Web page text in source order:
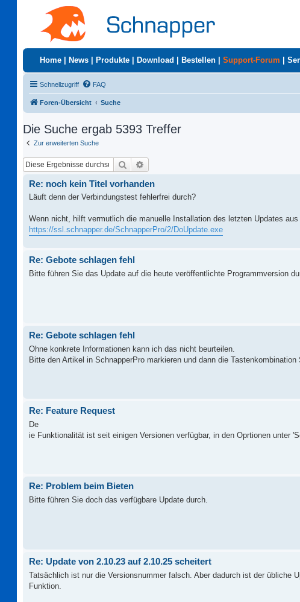
Home News Produkte Download Bestellen Support-Forum
Schnellzugriff FAQ
Foren-Übersicht Suche
Die Suche ergab 5393 Treffer
Zur erweiterten Suche
Suche
Re: noch kein Titel vorhanden
Läuft denn der Verbindungstest fehlerfrei durch?
Wenn nicht, hilft vermutlich die manuelle Installation des letzten Updates
https://ssl.schnapper.de/SchnapperPro/2/DoUpdate.exe
Re: Gebote schlagen fehl
Bitte führen Sie das Update auf die heute veröffentlichte Programmversion
Re: Gebote schlagen fehl
Ohne konkrete Informationen kann ich das nicht beurteilen.
Bitte den Artikel in SchnapperPro markieren und dann die Tastenkombination
Re: Feature Request
De
ie Funktionalität ist seit einigen Versionen verfügbar, in den Oprtionen unter
Re: Problem beim Bieten
Bitte führen Sie doch das verfügbare Update durch.
Re: Update von 2.10.23 auf 2.10.25 scheitert
Tatsächlich ist nur die Versionsnummer falsch. Aber dadurch ist der übliche
Funktion.